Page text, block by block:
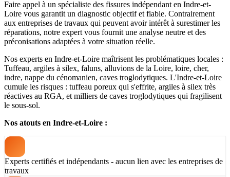
Faire appel à un spécialiste des fissures indépendant en Indre-et-
Loire vous garantit un diagnostic objectif et fiable. Contrairement
aux entreprises de travaux qui peuvent avoir intérêt à surestimer les
réparations, notre expert vous fournit une analyse neutre et des
préconisations adaptées à votre situation réelle.
Nos experts en Indre-et-Loire maîtrisent les problématiques locales :
Tuffeau, argiles à silex, faluns, alluvions de la Loire, loire, cher,
indre, nappe du cénomanien, caves troglodytiques. L'Indre-et-Loire
cumule les risques : tuffeau poreux qui s'effrite, argiles à silex très
réactives au RGA, et milliers de caves troglodytiques qui fragilisent
le sous-sol.
Nos atouts en Indre-et-Loire :
Experts certifiés et indépendants - aucun lien avec les entreprises de
travaux